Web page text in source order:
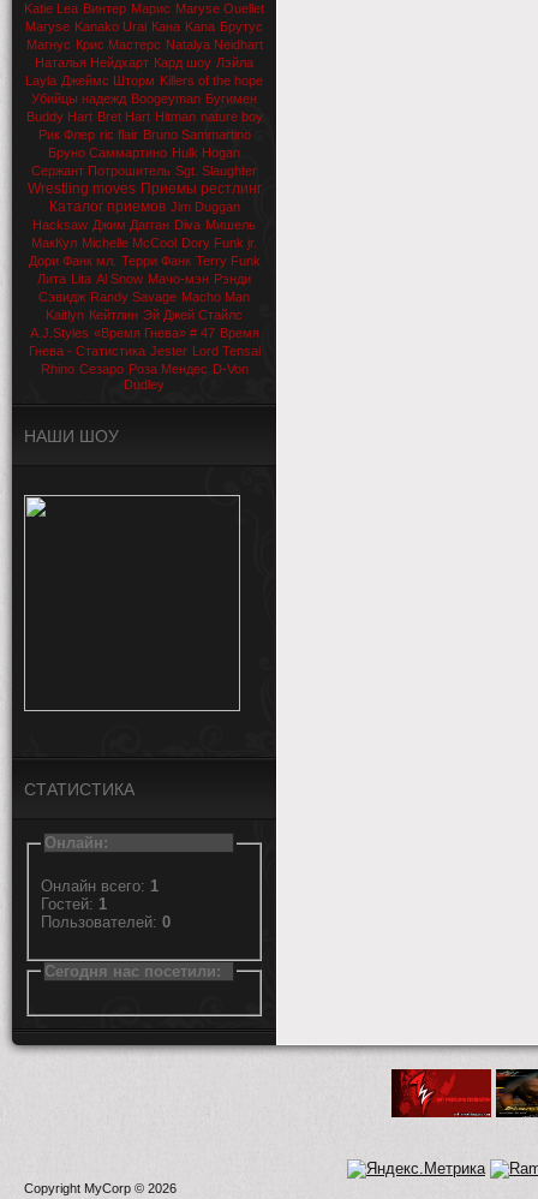
Katie Lea Винтер Марис Maryse Ouellet
Maryse Kanako Urai Кана Kana Брутус
Магнус Крис Мастерс Natalya Neidhart
Наталья Нейдхарт Кард шоу Лэйла
Layla Джеймс Шторм Killers of the hope
Убийцы надежд Boogeyman Бугимен
Buddy Hart Bret Hart Hitman nature boy
Рик Флер ric flair Bruno Sammartino
Бруно Саммартино Hulk Hogan
Сержант Потрошитель Sgt. Slaughter
Wrestling moves Приемы рестлинг
Каталог приемов Jim Duggan
Hacksaw Джим Дагган Diva Мишель
МакКул Michelle McCool Dory Funk jr.
Дори Фанк мл. Терри Фанк Terry Funk
Лита Lita Al Snow Мачо-мэн Рэнди
Сэвидж Randy Savage Macho Man
Kaitlyn Кейтлин Эй Джей Стайлс
A.J.Styles «Время Гнева» # 47 Время
Гнева - Статистика Jester Lord Tensai
Rhino Сезаро Роза Мендес D-Von
Dudley
НАШИ ШОУ
СТАТИСТИКА
Онлайн:
Онлайн всего: 1
Гостей: 1
Пользователей: 0
Сегодня нас посетили:
Copyright MyCorp © 2026